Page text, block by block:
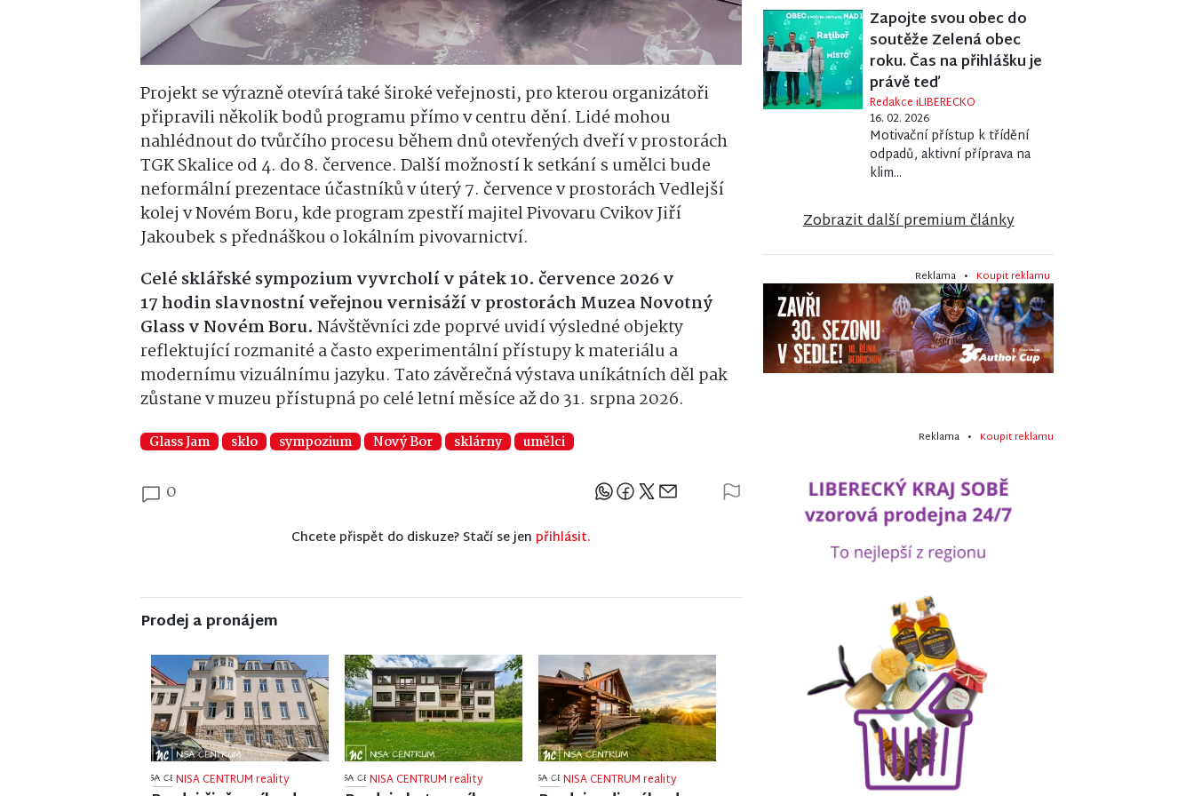
Projekt se výrazně otevírá také široké veřejnosti, pro kterou organizátoři
připravili několik bodů programu přímo v centru dění. Lidé mohou
nahlédnout do tvůrčího procesu během dnů otevřených dveří v prostorách
TGK Skalice od 4. do 8. července. Další možností k setkání s umělci bude
neformální prezentace účastníků v úterý 7. červencev prostorách Vedlejší
kolej v Novém Boru,kde program zpestří majitel Pivovaru Cvikov Jiří
Jakoubek s přednáškou o lokálním pivovarnictví.
Celé sklářské sympozium vyvrcholí v pátek 10. července 2026 v
17 hodin slavnostní veřejnou vernisáží v prostorách Muzea Novotný
Glass v Novém Boru. Návštěvníci zde poprvé uvidí výsledné objekty
reflektující rozmanité a často experimentální přístupy k materiálu a
modernímu vizuálnímu jazyku. Tato závěrečná výstava uníkátních děl pak
zůstane v muzeu přístupná po celé letní měsíce až do 31. srpna 2026.
Glass Jam sklo sympozium Nový Bor sklárny umělci
0
Sdílejte článek
Chcete přispět do diskuze? Stačí se jen přihlásit.
Prodej a pronájem
NISA CENTRUM reality NISA CENTRUM reality NISA CENTRUM reality
Zapojte svou obec do
soutěže Zelená obec
roku. Čas na přihlášku je
právě teď
Redakce iLIBERECKO
16. 02. 2026
Motivační přístup k třídění
odpadů, aktivní příprava na
klim...
Zobrazit další premium články
Reklama • Koupit reklamu
Reklama • Koupit reklamu